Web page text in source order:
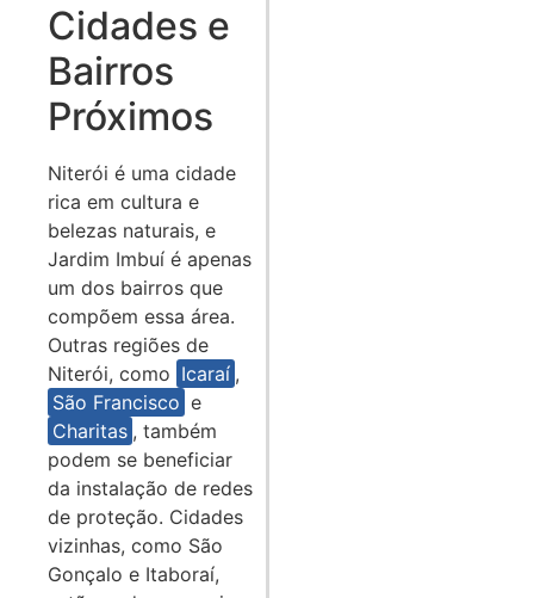
Cidades e
Bairros
Próximos
Niterói é uma cidade
rica em cultura e
belezas naturais, e
Jardim Imbuí é apenas
um dos bairros que
compõem essa área.
Outras regiões de
Niterói, como Icaraí ,
São Francisco e
Charitas , também
podem se beneficiar
da instalação de redes
de proteção. Cidades
vizinhas, como São
Gonçalo e Itaboraí,